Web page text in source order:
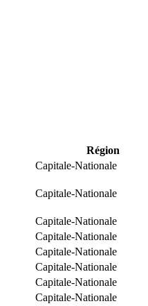
Région
Capitale-Nationale
Capitale-Nationale
Capitale-Nationale
Capitale-Nationale
Capitale-Nationale
Capitale-Nationale
Capitale-Nationale
Capitale-Nationale